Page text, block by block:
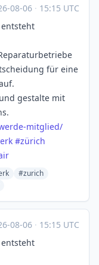
08-06 · 15:15 UTC
für eine
gestalte mit
mitglied/
#zürich
#zurich
08-06 · 15:15 UTC